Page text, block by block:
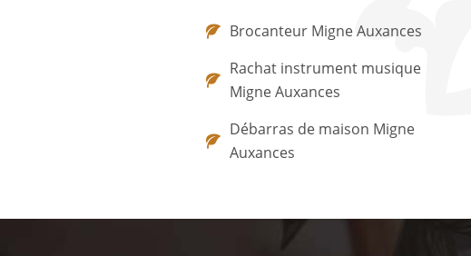
Brocanteur Migne Auxances
Rachat instrument musique
Migne Auxances
Débarras de maison Migne
Auxances